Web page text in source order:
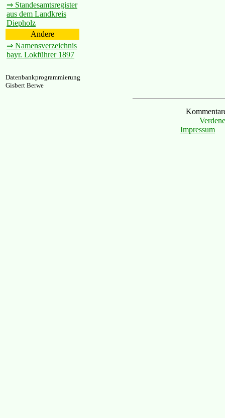
⇒ Standesamtsregister
aus dem Landkreis
Diepholz
Andere
⇒ Namensverzeichnis
bayr. Lokführer 1897
Datenbankprogrammierung
Gisbert Berwe
Impressum